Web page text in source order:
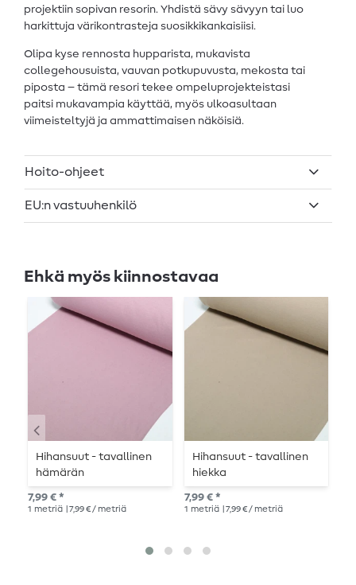
projektiin sopivan resorin. Yhdistä sävy sävyyn tai luo
harkittuja värikontrasteja suosikkikankaisiisi.
Olipa kyse rennosta hupparista, mukavista
collegehousuista, vauvan potkupuvusta, mekosta tai
piposta – tämä resori tekee ompeluprojekteistasi
paitsi mukavampia käyttää, myös ulkoasultaan
viimeisteltyjä ja ammattimaisen näköisiä.
Hoito-ohjeet
EU:n vastuuhenkilö
Ehkä myös kiinnostavaa
Hihansuut - tavallinen
hämärän
vaaleanpunainen
7,99 € *
1 metriä | 7,99 € / metriä
Hihansuut - tavallinen
hiekka
7,99 € *
1 metriä | 7,99 € / metriä